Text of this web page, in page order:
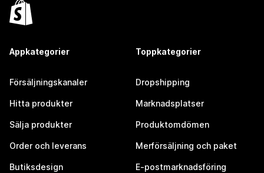
Appkategorier
Försäljningskanaler
Hitta produkter
Sälja produkter
Order och leverans
Butiksdesign
Toppkategorier
Dropshipping
Marknadsplatser
Produktomdömen
Merförsäljning och paket
E-postmarknadsföring